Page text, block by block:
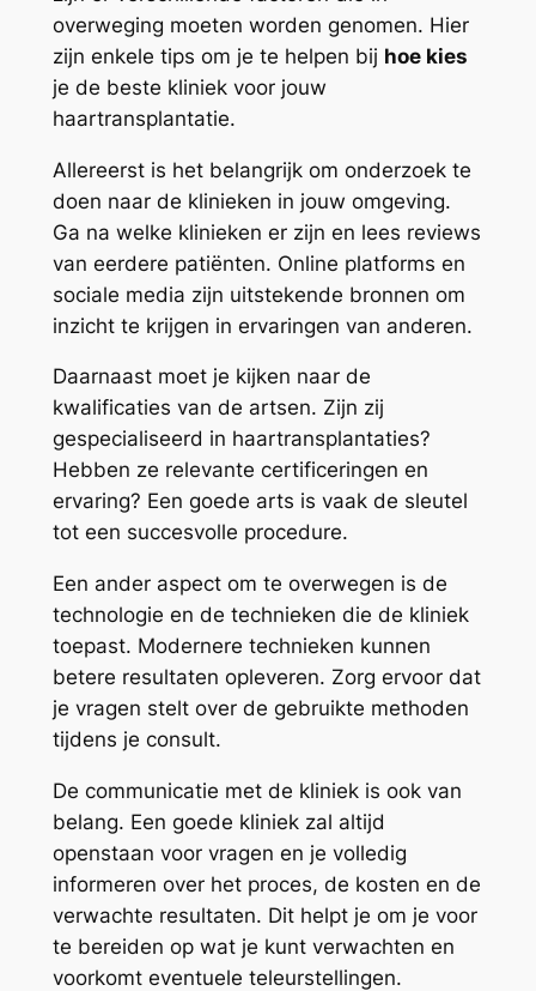
overweging moeten worden genomen. Hier
zijn enkele tips om je te helpen bij hoe kies
je de beste kliniek voor jouw
haartransplantatie.
Allereerst is het belangrijk om onderzoek te
doen naar de klinieken in jouw omgeving.
Ga na welke klinieken er zijn en lees reviews
van eerdere patiënten. Online platforms en
sociale media zijn uitstekende bronnen om
inzicht te krijgen in ervaringen van anderen.
Daarnaast moet je kijken naar de
kwalificaties van de artsen. Zijn zij
gespecialiseerd in haartransplantaties?
Hebben ze relevante certificeringen en
ervaring? Een goede arts is vaak de sleutel
tot een succesvolle procedure.
Een ander aspect om te overwegen is de
technologie en de technieken die de kliniek
toepast. Modernere technieken kunnen
betere resultaten opleveren. Zorg ervoor dat
je vragen stelt over de gebruikte methoden
tijdens je consult.
De communicatie met de kliniek is ook van
belang. Een goede kliniek zal altijd
openstaan voor vragen en je volledig
informeren over het proces, de kosten en de
verwachte resultaten. Dit helpt je om je voor
te bereiden op wat je kunt verwachten en
voorkomt eventuele teleurstellingen.